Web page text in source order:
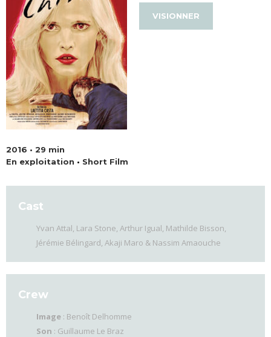
VISIONNER
2016 • 29 min
En exploitation • Short Film
Cast
Yvan Attal, Lara Stone, Arthur Igual, Mathilde Bisson,
Jérémie Bélingard, Akaji Maro & Nassim Amaouche
Crew
Image : Benoît Delhomme
Son : Guillaume Le Braz